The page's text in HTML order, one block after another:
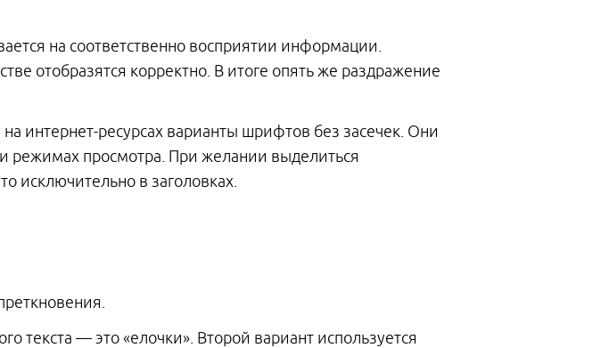
на соответственно восприятии информации.
отобразятся корректно. В итоге опять же раздражение
интернет-ресурсах варианты шрифтов без засечек. Они
и режимах просмотра. При желании выделиться
исключительно в заголовках.
текста — это «елочки». Второй вариант используется